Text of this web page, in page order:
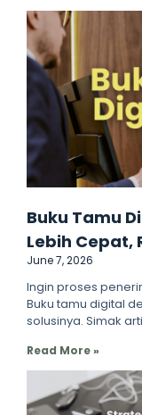
Buku Tamu
Lebih Cepat,
June 7, 2026
Ingin proses
Buku tamu digital
solusinya. Simak
Read More »